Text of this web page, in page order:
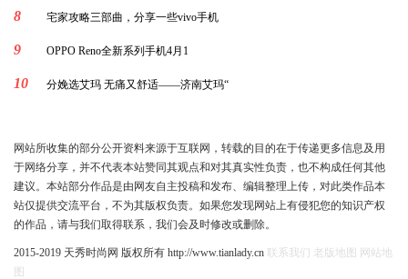
8 宅家攻略三部曲，分享一些vivo手机
9 OPPO Reno全新系列手机4月1
10 分娩选艾玛 无痛又舒适——济南艾玛“
网站所收集的部分公开资料来源于互联网，转载的目的在于传递更多信息及用
于网络分享，并不代表本站赞同其观点和对其真实性负责，也不构成任何其他
建议。本站部分作品是由网友自主投稿和发布、编辑整理上传，对此类作品本
站仅提供交流平台，不为其版权负责。如果您发现网站上有侵犯您的知识产权
的作品，请与我们取得联系，我们会及时修改或删除。
2015-2019 天秀时尚网 版权所有 http://www.tianlady.cn 联系我们 老版地图
网站地
图